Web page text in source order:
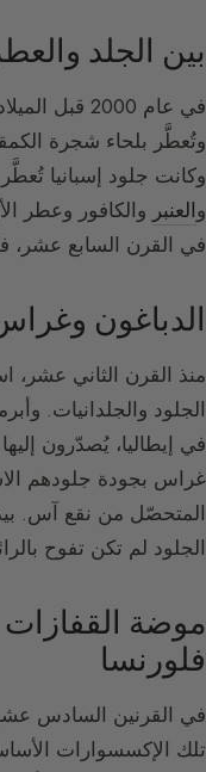
بين الجلد
في عام 2000
وتُعطَّر بلحاء شجرة
وكانت جلود إسبانيا
والعنبر والكافور وعطر
في القرن السابع عشر،
الدباغون
منذ القرن الثاني عشر،
الجلود والجلدانيات.
في إيطاليا، يُصدّرون
غراس بجودة جلودهم
المتحصّل من نقع آس.
الجلود لم تكن تفوح
موضة
فلورنسا
في القرنين السادس
تلك الإكسسوارات